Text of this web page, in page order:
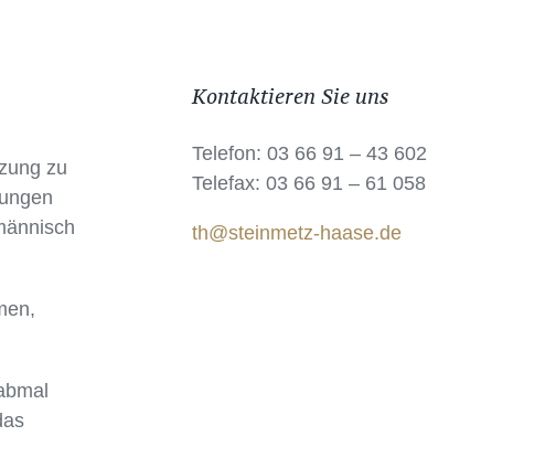
zu
Kontaktieren Sie uns
Telefon: 03 66 91 – 43 602
Telefax: 03 66 91 – 61 058
th@steinmetz-haase.de